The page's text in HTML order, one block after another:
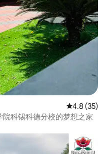
平均评分
4.8 (35)
科锡科德分校的梦想之家